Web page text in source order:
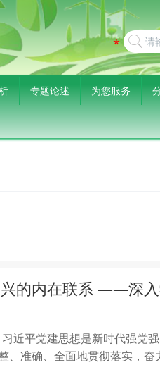
专题论述 为您服务
的内在联系 ——深
平党建思想是新时代强党
、准确、全面地贯彻落实，奋